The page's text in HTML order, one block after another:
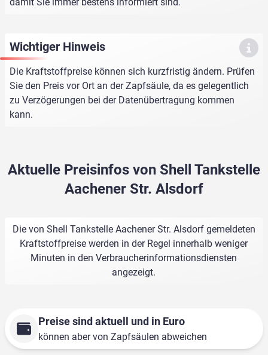
Wichtiger Hinweis
Die Kraftstoffpreise können sich kurzfristig ändern. Prüfen
Sie den Preis vor Ort an der Zapfsäule, da es gelegentlich
zu Verzögerungen bei der Datenübertragung kommen
kann.
Aktuelle Preisinfos von Shell Tankstelle
Aachener Str. Alsdorf
Die von Shell Tankstelle Aachener Str. Alsdorf gemeldeten
Kraftstoffpreise werden in der Regel innerhalb weniger
Minuten in den Verbraucherinformationsdiensten
angezeigt.
Preise sind aktuell und in Euro
können aber von Zapfsäulen abweichen